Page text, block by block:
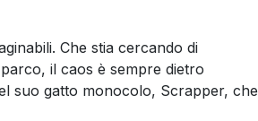
Che stia cercando di
il caos è sempre dietro
suo gatto monocolo, Scrapper, che